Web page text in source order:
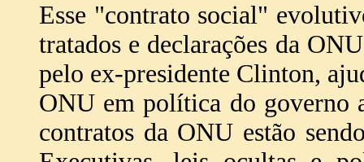
Esse "contrato social"
tratados e declarações da
pelo ex-presidente Clinton,
ONU em política do governo
contratos da ONU estão